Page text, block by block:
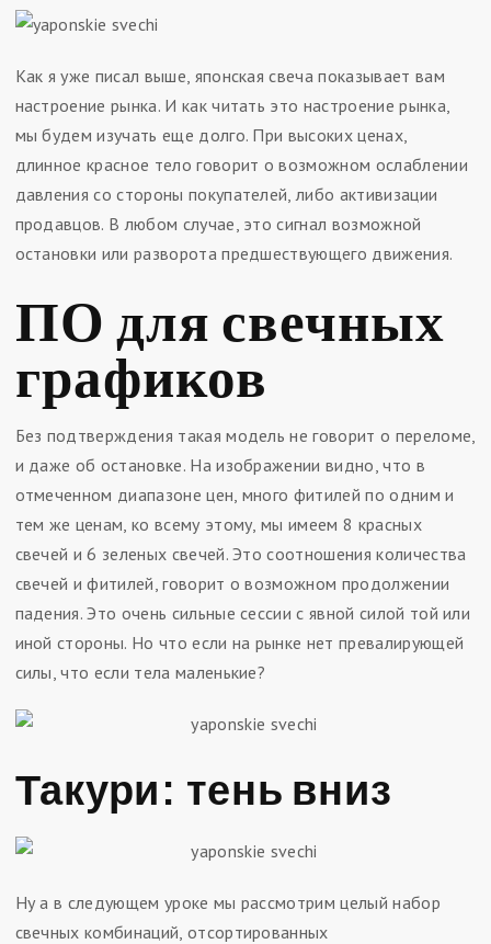
Как я уже писал выше, японская свеча показывает вам
настроение рынка. И как читать это настроение рынка,
мы будем изучать еще долго. При высоких ценах,
длинное красное тело говорит о возможном ослаблении
давления со стороны покупателей, либо активизации
продавцов. В любом случае, это сигнал возможной
остановки или разворота предшествующего движения.
ПО для свечных
графиков
Без подтверждения такая модель не говорит о переломе,
и даже об остановке. На изображении видно, что в
отмеченном диапазоне цен, много фитилей по одним и
тем же ценам, ко всему этому, мы имеем 8 красных
свечей и 6 зеленых свечей. Это соотношения количества
свечей и фитилей, говорит о возможном продолжении
падения. Это очень сильные сессии с явной силой той или
иной стороны. Но что если на рынке нет превалирующей
силы, что если тела маленькие?
Такури: тень вниз
Ну а в следующем уроке мы рассмотрим целый набор
свечных комбинаций, отсортированных